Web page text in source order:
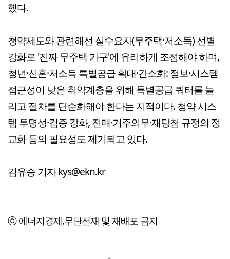
했다.
청약제도와 관련해선 실수요자(무주택·저소득) 선별
강화로 '진짜 무주택 가구'에 유리하게 조정해야 하며,
청년·신혼·저소득 특별공급 확대·간소화: 정보·시스템
접근성이 낮은 취약계층을 위해 특별공급 쿼터를 늘
리고 절차를 단순화해야 한다는 지적이다. 청약 시스
템 투명성·검증 강화, 전매·거주의무·재당첨 규정의 정
교화 등의 필요성도 제기되고 있다.
김유승 기자 kys@ekn.kr
ⓒ 에너지경제,무단전재 및 재배포 금지